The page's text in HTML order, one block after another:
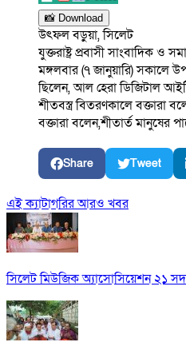
📸 Download
উৎফল বড়ুয়া, সিলেট
যুক্তরাষ্ট্র প্রবাসী সাংবাদিক
মঙ্গলবার (৭ জানুয়ারি) সকালে
ছিলেন, আল হেরা ডিজিটাল
শীতবস্ত্র বিতরণকালে বক্তারা
বক্তারা বলেন,শীতার্ত মানুষের
Share Tweet
এই ক্যাটাগরির আরও খবর
সিলেট মিউজিক অ্যাসোসিয়েশন ২১